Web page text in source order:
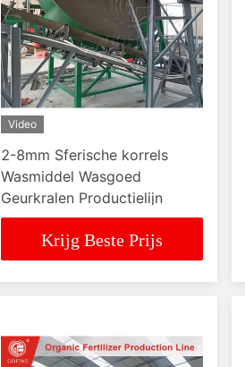
Video
2-8mm Sferische korrels
Wasmiddel Wasgoed
Geurkralen Productielijn
Krijg Beste Prijs